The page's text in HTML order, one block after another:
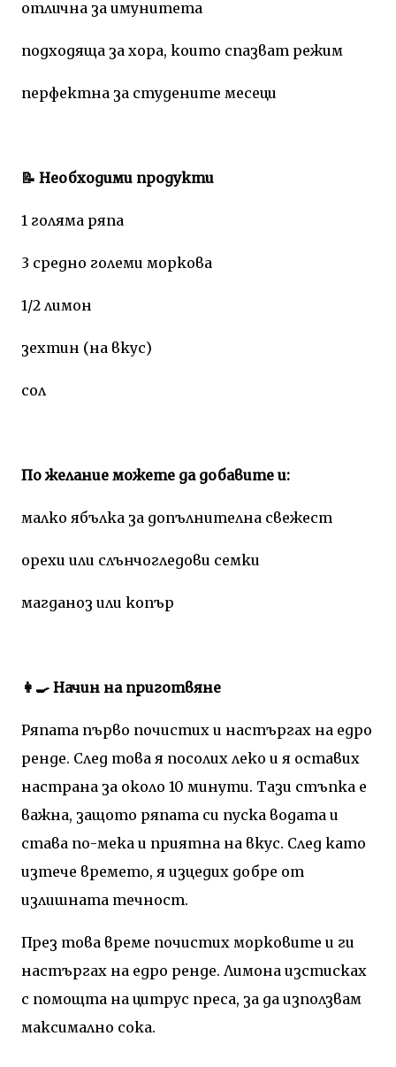
отлична за имунитета
подходяща за хора, които спазват режим
перфектна за студените месеци
📝 Необходими продукти
1 голяма ряпа
3 средно големи моркова
1/2 лимон
зехтин (на вкус)
сол
По желание можете да добавите и:
малко ябълка за допълнителна свежест
орехи или слънчогледови семки
магданоз или копър
👩‍🍳 Начин на приготвяне
Ряпата първо почистих и настъргах на едро
ренде. След това я посолих леко и я оставих
настрана за около 10 минути. Тази стъпка е
важна, защото ряпата си пуска водата и
става по-мека и приятна на вкус. След като
изтече времето, я изцедих добре от
излишната течност.
През това време почистих морковите и ги
настъргах на едро ренде. Лимона изстисках
с помощта на цитрус преса, за да използвам
максимално сока.